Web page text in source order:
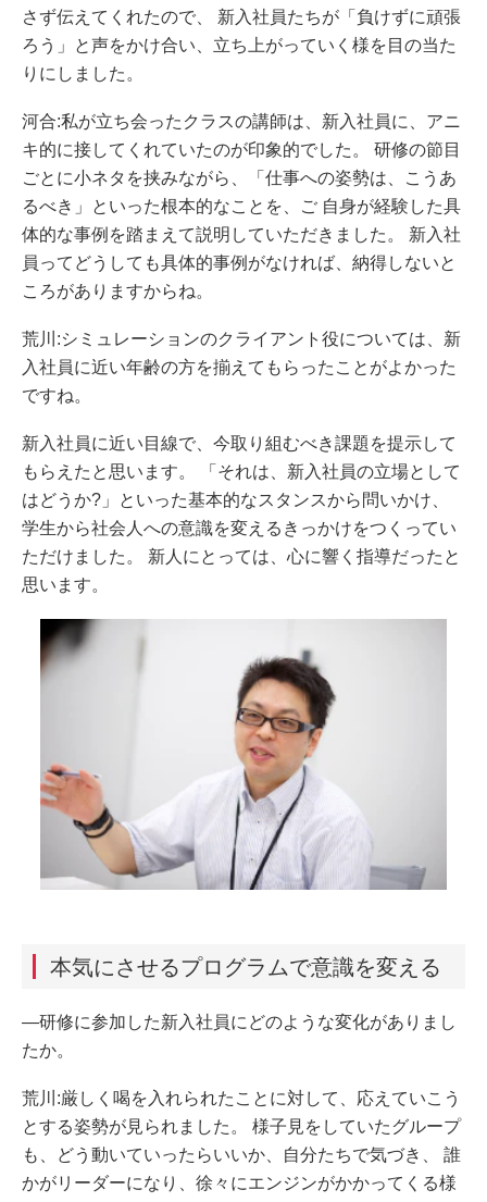
さず伝えてくれたので、 新入社員たちが「負けずに頑張
ろう」と声をかけ合い、立ち上がっていく様を目の当た
りにしました。
河合:私が立ち会ったクラスの講師は、新入社員に、アニ
キ的に接してくれていたのが印象的でした。 研修の節目
ごとに小ネタを挟みながら、「仕事への姿勢は、こうあ
るべき」といった根本的なことを、ご 自身が経験した具
体的な事例を踏まえて説明していただきました。 新入社
員ってどうしても具体的事例がなければ、納得しないと
ころがありますからね。
荒川:シミュレーションのクライアント役については、新
入社員に近い年齢の方を揃えてもらったことがよかった
ですね。
新入社員に近い目線で、今取り組むべき課題を提示して
もらえたと思います。 「それは、新入社員の立場として
はどうか?」といった基本的なスタンスから問いかけ、
学生から社会人への意識を変えるきっかけをつくってい
ただけました。 新人にとっては、心に響く指導だったと
思います。
本気にさせるプログラムで意識を変える
―研修に参加した新入社員にどのような変化がありまし
たか。
荒川:厳しく喝を入れられたことに対して、応えていこう
とする姿勢が見られました。 様子見をしていたグループ
も、どう動いていったらいいか、自分たちで気づき、 誰
かがリーダーになり、徐々にエンジンがかかってくる様